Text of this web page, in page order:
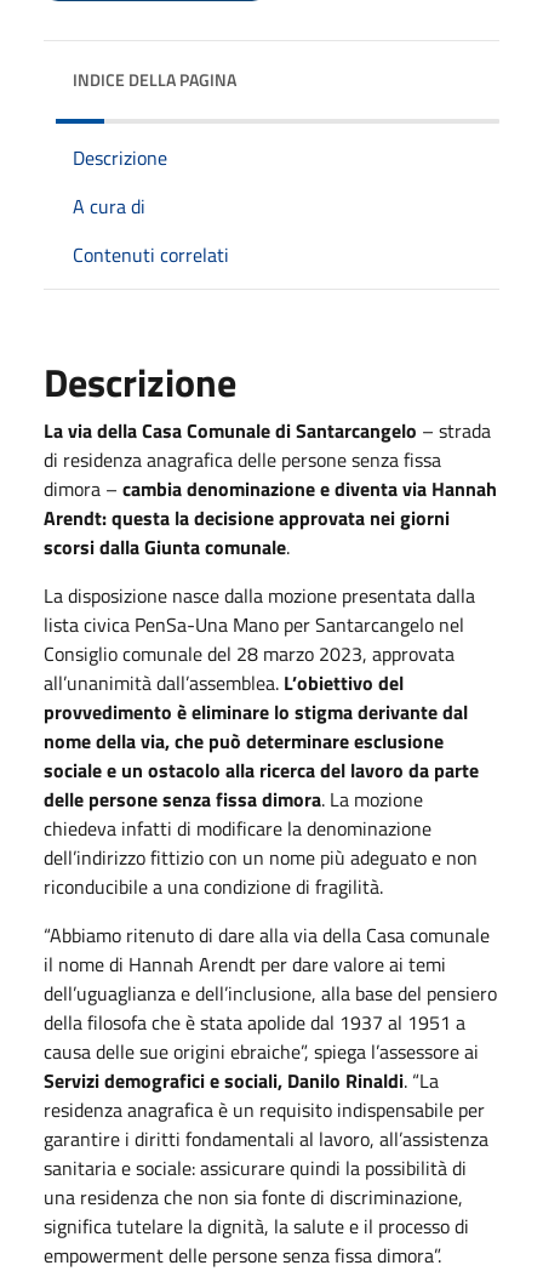
INDICE DELLA PAGINA
Descrizione
A cura di
Contenuti correlati
Descrizione
La via della Casa Comunale di Santarcangelo – strada
di residenza anagrafica delle persone senza fissa
dimora – cambia denominazione e diventa via Hannah
Arendt: questa la decisione approvata nei giorni
scorsi dalla Giunta comunale.
La disposizione nasce dalla mozione presentata dalla
lista civica PenSa-Una Mano per Santarcangelo nel
Consiglio comunale del 28 marzo 2023, approvata
all’unanimità dall’assemblea. L’obiettivo del
provvedimento è eliminare lo stigma derivante dal
nome della via, che può determinare esclusione
sociale e un ostacolo alla ricerca del lavoro da parte
delle persone senza fissa dimora. La mozione
chiedeva infatti di modificare la denominazione
dell’indirizzo fittizio con un nome più adeguato e non
riconducibile a una condizione di fragilità.
“Abbiamo ritenuto di dare alla via della Casa comunale
il nome di Hannah Arendt per dare valore ai temi
dell’uguaglianza e dell’inclusione, alla base del pensiero
della filosofa che è stata apolide dal 1937 al 1951 a
causa delle sue origini ebraiche”, spiega l’assessore ai
Servizi demografici e sociali, Danilo Rinaldi. “La
residenza anagrafica è un requisito indispensabile per
garantire i diritti fondamentali al lavoro, all’assistenza
sanitaria e sociale: assicurare quindi la possibilità di
una residenza che non sia fonte di discriminazione,
significa tutelare la dignità, la salute e il processo di
empowerment delle persone senza fissa dimora”.